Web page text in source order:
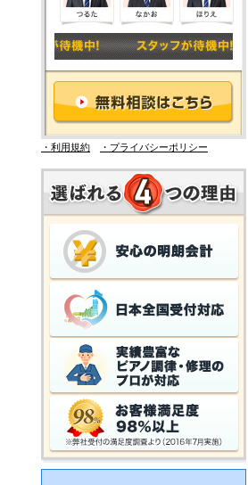
・利用規約 ・プライバシーポリシー